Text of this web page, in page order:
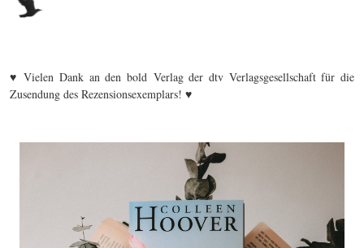
♥ Vielen Dank an den bold Verlag der dtv Verlagsgesellschaft für die
Zusendung des Rezensionsexemplars! ♥